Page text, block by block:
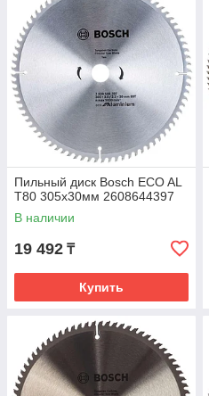
Пильный диск Bosch ECO AL
T80 305x30мм 2608644397
В наличии
19 492 ₸
Купить